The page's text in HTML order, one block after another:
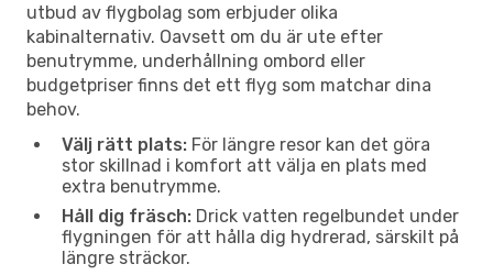
utbud av flygbolag som erbjuder olika
kabinalternativ. Oavsett om du är ute efter
benutrymme, underhållning ombord eller
budgetpriser finns det ett flyg som matchar dina
behov.
Välj rätt plats: För längre resor kan det göra
stor skillnad i komfort att välja en plats med
extra benutrymme.
Håll dig fräsch: Drick vatten regelbundet under
flygningen för att hålla dig hydrerad, särskilt på
längre sträckor.